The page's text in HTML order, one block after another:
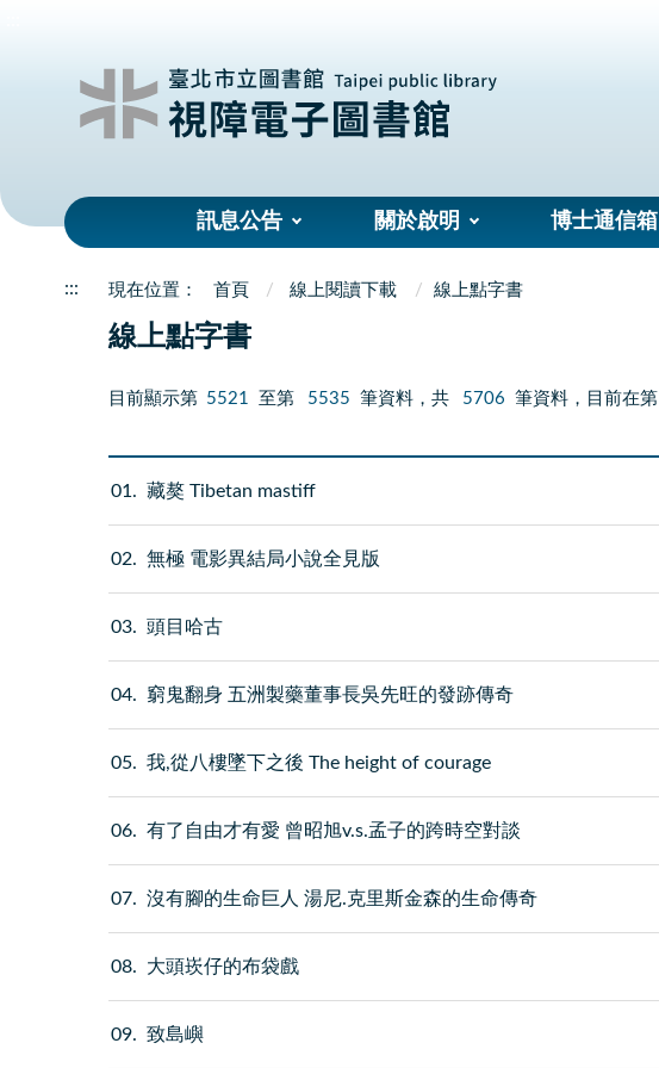
訊息公告 關於啟明 博士通信箱
::: 首頁 線上閱讀下載 線上點字書
線上點字書
目前顯示第 5521 至第 5535 筆資料，共 5706 筆資料，目前在第
01 藏獒 Tibetan mastiff
02 無極 電影異結局小說全見版
03 頭目哈古
04 窮鬼翻身 五洲製藥董事長吳先旺的發跡傳奇
05 我,從八樓墜下之後 The height of courage
06 有了自由才有愛 曾昭旭v.s.孟子的跨時空對談
07 沒有腳的生命巨人 湯尼.克里斯金森的生命傳奇
08 大頭崁仔的布袋戲
09 致島嶼